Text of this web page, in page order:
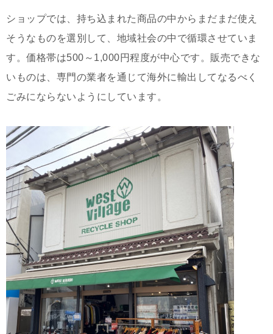
ショップでは、持ち込まれた商品の中からまだまだ使え
そうなものを選別して、地域社会の中で循環させていま
す。価格帯は500～1,000円程度が中心です。販売できな
いものは、専門の業者を通じて海外に輸出してなるべく
ごみにならないようにしています。